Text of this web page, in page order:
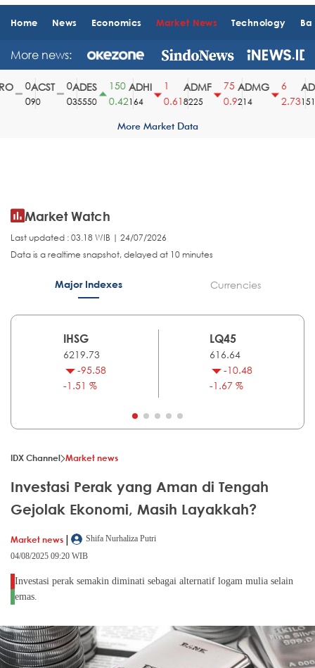
Home News Economics Market News Technology
More news:
ACST
90
ADES
35550
150
0.42
ADHI
164
0.61
ADMF
8225
75
0.9
ADMG
214
2.731510
More Market Data
Market Watch
Last updated : 03.18 WIB | 24/07/2026
Data is a realtime snapshot, delayed at 10 minutes
Major Indexes Currencies
IHSG
6219.73
-95.58
-1.51 %
LQ45
616.64
-10.48
-1.67 %
IDX Channel Market news
Investasi Perak yang Aman di Tengah
Gejolak Ekonomi, Masih Layakkah?
Market news |
Shifa Nurhaliza Putri
04/08/2025 09:20 WIB
Investasi perak semakin diminati sebagai alternatif logam mulia selain
emas.